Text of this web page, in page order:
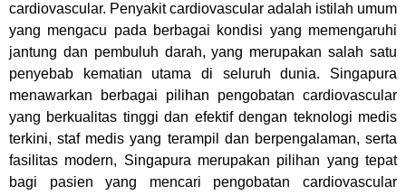
cardiovascular. Penyakit cardiovascular adalah istilah umum
yang mengacu pada berbagai kondisi yang memengaruhi
jantung dan pembuluh darah, yang merupakan salah satu
penyebab kematian utama di seluruh dunia. Singapura
menawarkan berbagai pilihan pengobatan cardiovascular
yang berkualitas tinggi dan efektif dengan teknologi medis
terkini, staf medis yang terampil dan berpengalaman, serta
fasilitas modern, Singapura merupakan pilihan yang tepat
bagi pasien yang mencari pengobatan cardiovascular